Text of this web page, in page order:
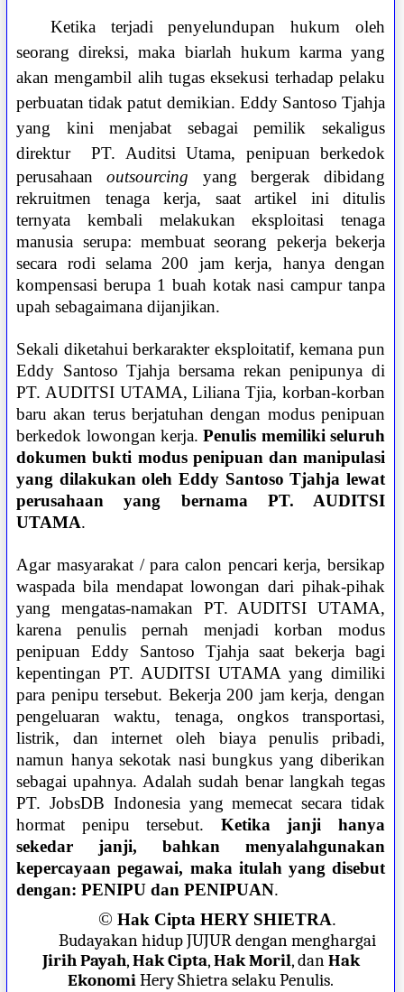
Ketika terjadi penyelundupan hukum oleh
seorang direksi, maka biarlah hukum karma yang
akan mengambil alih tugas eksekusi terhadap pelaku
perbuatan tidak patut demikian. Eddy Santoso Tjahja
yang kini menjabat sebagai pemilik sekaligus
direktur
PT. Auditsi Utama, penipuan berkedok
perusahaanoutsourcing yang bergerak dibidang
rekruitmen tenaga kerja, saat artikel ini ditulis
ternyata kembali melakukan eksploitasi tenaga
manusia serupa: membuat seorang pekerja bekerja
secara rodi selama 200 jam kerja, hanya dengan
kompensasi berupa 1 buah kotak nasi campur tanpa
upah sebagaimana dijanjikan.
Sekali diketahui berkarakter eksploitatif, kemana pun
Eddy Santoso Tjahja bersama rekan penipunya di
PT. AUDITSI UTAMA, Liliana Tjia, korban-korban
baru akan terus berjatuhan dengan modus penipuan
berkedok lowongan kerja.Penulis memiliki seluruh
dokumen bukti modus penipuan dan manipulasi
yang dilakukan oleh Eddy Santoso Tjahja lewat
perusahaan yang bernama PT. AUDITSI
UTAMA.
Agar masyarakat / para calon pencari kerja, bersikap
waspada bila mendapat lowongan dari pihak-pihak
yang mengatas-namakan PT. AUDITSI UTAMA,
karena penulis pernah menjadi korban modus
penipuan Eddy Santoso Tjahja saat bekerja bagi
kepentingan PT. AUDITSI UTAMA yang dimiliki
para penipu tersebut. Bekerja 200 jam kerja, dengan
pengeluaran waktu, tenaga, ongkos transportasi,
listrik, dan internet oleh biaya penulis pribadi,
namun hanya sekotak nasi bungkus yang diberikan
sebagai upahnya. Adalah sudah benar langkah tegas
PT. JobsDB Indonesia yang memecat secara tidak
hormat penipu tersebut. Ketika janji hanya
sekedar janji, bahkan menyalahgunakan
kepercayaan pegawai, maka itulah yang disebut
dengan: PENIPU dan PENIPUAN.
©Hak Cipta HERY SHIETRA.
Budayakan hidup JUJUR dengan menghargai
Jirih Payah,Hak Cipta,Hak Moril, danHak
EkonomiHery Shietra selaku Penulis.